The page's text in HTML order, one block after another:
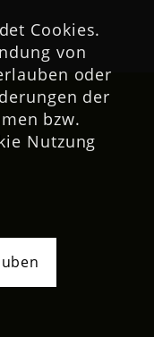
Cookies.
von
oder
der
bzw.
Nutzung